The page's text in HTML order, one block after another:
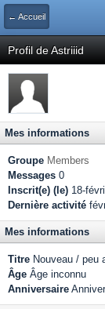
← Accueil
Profil de Astriiid
Mes informations
Groupe Members
Messages 0
Inscrit(e) (le) 18-
Dernière activité
Mes informations
Titre Nouveau / peu
Âge Âge inconnu
Anniversaire